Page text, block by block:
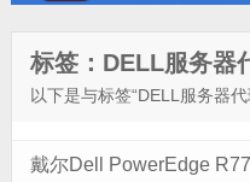
标签：DELL服务器
以下是与标签“DELL服务器
戴尔Dell PowerEdge